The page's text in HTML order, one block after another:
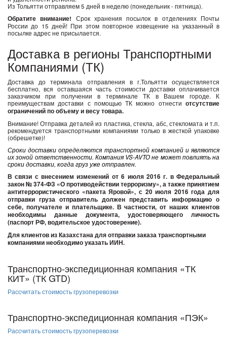
Из Тольятти отправляем 5 дней в неделю (понедельник - пятница).
Обратите внимание! Срок хранения посылок в отделениях Почты
России до 15 дней! При этом повторное извещение на указанный в
посылке адрес не присылается.
Доставка в регионы Транспортными
Компаниями (ТК)
Доставка до терминала отправления в г.Тольятти осуществляется
бесплатно, вся оставшаяся часть стоимости доставки оплачивается
заказчиком при получении в терминале ТК в Вашем городе. К
преимуществам доставки с помощью ТК можно отнести отсутствие
ограничений по объему и весу товара.
Внимание! Отправка деталей из пластика, стекла, абс, стекломата и т.п.
рекомендуется транспортными компаниями только в жесткой упаковке
(обрешетке)!
Сроки доставки определяются транспортной компанией и являются
их зоной ответственности. Компания VS-AVTO не может повлиять на
сроки доставки, когда груз уже отправлен.
В связи с внесением изменений от 6 июля 2016 г. в Федеральный
закон № 374-ФЗ «О противодействии терроризму», а также принятием
антитеррористического «пакета Яровой», с 20 июля 2016 года для
отправки груза отправитель должен представить информацию о
себе, получателе и плательщике. В частности, от наших клиентов
необходимы данные документа, удостоверяющего личность
(паспорт РФ, водительское удостоверение).
Для клиентов из Казахстана для отправки заказа транспортными
компаниями необходимо указать ИИН.
Транспортно-экспедиционная компания «ТК
КИТ» (ТК GTD)
Рассчитать стоимость грузоперевозки
Транспортно-экспедиционная компания «ПЭК»
Рассчитать стоимость грузоперевозки